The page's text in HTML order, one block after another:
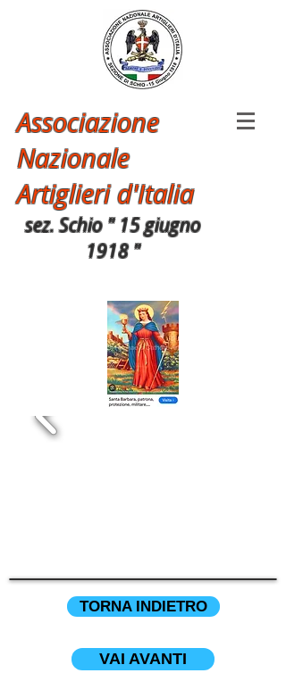
Associazione
Nazionale
Artiglieri d'Italia
sez. Schio " 15 giugno
1918 "
TORNA INDIETRO
VAI AVANTI